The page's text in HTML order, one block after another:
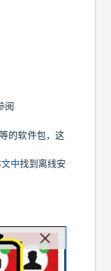
锁。请参阅
的软件包，这
中找到离线安